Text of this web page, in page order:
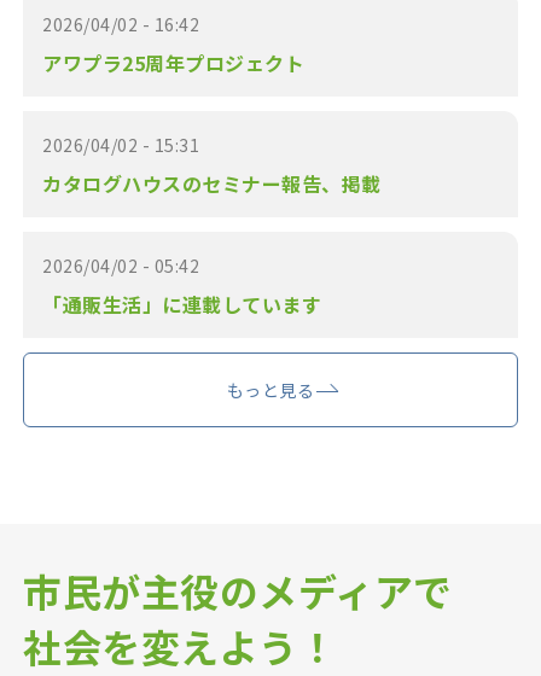
2026/04/02 - 16:42
アワプラ25周年プロジェクト
2026/04/02 - 15:31
カタログハウスのセミナー報告、掲載
2026/04/02 - 05:42
「通販生活」に連載しています
もっと見る
市民が主役のメディアで
社会を変えよう！